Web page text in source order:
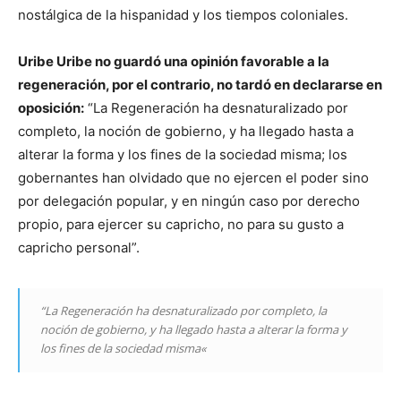
nostálgica de la hispanidad y los tiempos coloniales.
Uribe Uribe no guardó una opinión favorable a la
regeneración, por el contrario, no tardó en declararse en
oposición: “La Regeneración ha desnaturalizado por
completo, la noción de gobierno, y ha llegado hasta a
alterar la forma y los fines de la sociedad misma; los
gobernantes han olvidado que no ejercen el poder sino
por delegación popular, y en ningún caso por derecho
propio, para ejercer su capricho, no para su gusto a
capricho personal”.
“La Regeneración ha desnaturalizado por completo, la
noción de gobierno, y ha llegado hasta a alterar la forma y
los fines de la sociedad misma«